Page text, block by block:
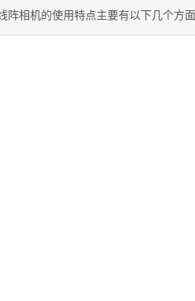
阵相机的使用特点主要有以下几个方面